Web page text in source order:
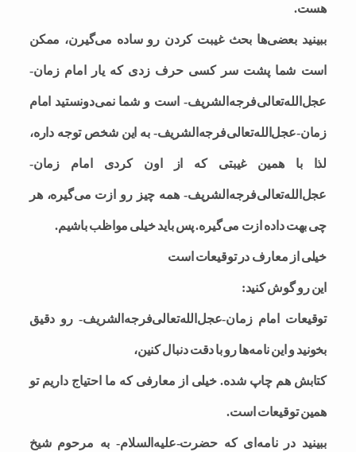
هست.
ببینید بعضی‌ها بحث غیبت کردن رو ساده می‌گیرن، ممکن
است شما پشت سر کسی حرف زدی که یار امام زمان-
عجل‌الله‌تعالی‌فرجه‌الشریف- است و شما نمی‌دونستید امام
زمان-عجل‌الله‌تعالی‌فرجه‌الشریف- به این شخص توجه داره،
لذا با همین غیبتی که از اون کردی امام زمان-
عجل‌الله‌تعالی‌فرجه‌الشریف- همه چیز رو ازت می‌گیره، هر
چی بهت داده ازت می‌گیره. پس باید خیلی مواظب باشیم.
خیلی از معارف در توقیعات است
این رو گوش کنید:
توقیعات امام زمان-عجل‌الله‌تعالی‌فرجه‌الشریف- رو دقیق
بخونید و این نامه‌ها رو با دقت دنبال کنین،
کتابش هم چاپ شده. خیلی از معارفی که ما احتیاج داریم تو
همین توقیعات است.
ببینید در نامه‌ای که حضرت-علیه‌السلام- به مرحوم شیخ